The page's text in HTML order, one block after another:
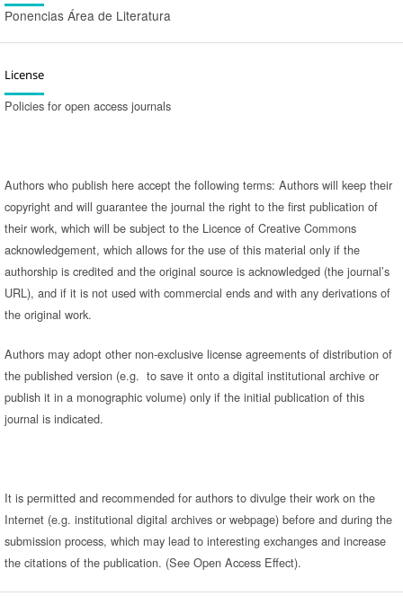
Ponencias Área de Literatura
License
Policies for open access journals
Authors who publish here accept the following terms: Authors will keep their
copyright and will guarantee the journal the right to the first publication of
their work, which will be subject to the Licence of Creative Commons
acknowledgement, which allows for the use of this material only if the
authorship is credited and the original source is acknowledged (the journal’s
URL), and if it is not used with commercial ends and with any derivations of
the original work.
Authors may adopt other non-exclusive license agreements of distribution of
the published version (e.g. to save it onto a digital institutional archive or
publish it in a monographic volume) only if the initial publication of this
journal is indicated.
It is permitted and recommended for authors to divulge their work on the
Internet (e.g. institutional digital archives or webpage) before and during the
submission process, which may lead to interesting exchanges and increase
the citations of the publication. (See Open Access Effect).